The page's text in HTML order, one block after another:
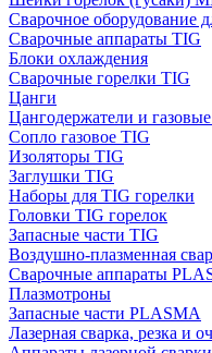
Сварочное оборудование
Сварочные аппараты TIG
Блоки охлаждения
Сварочные горелки TIG
Цанги
Цангодержатели и
Сопло газовое TIG
Изоляторы TIG
Заглушки TIG
Наборы для TIG горелки
Головки TIG горелок
Запасные части TIG
Воздушно-плазменная
Сварочные аппараты
Плазмотроны
Запасные части PLASMA
Лазерная сварка, резка и